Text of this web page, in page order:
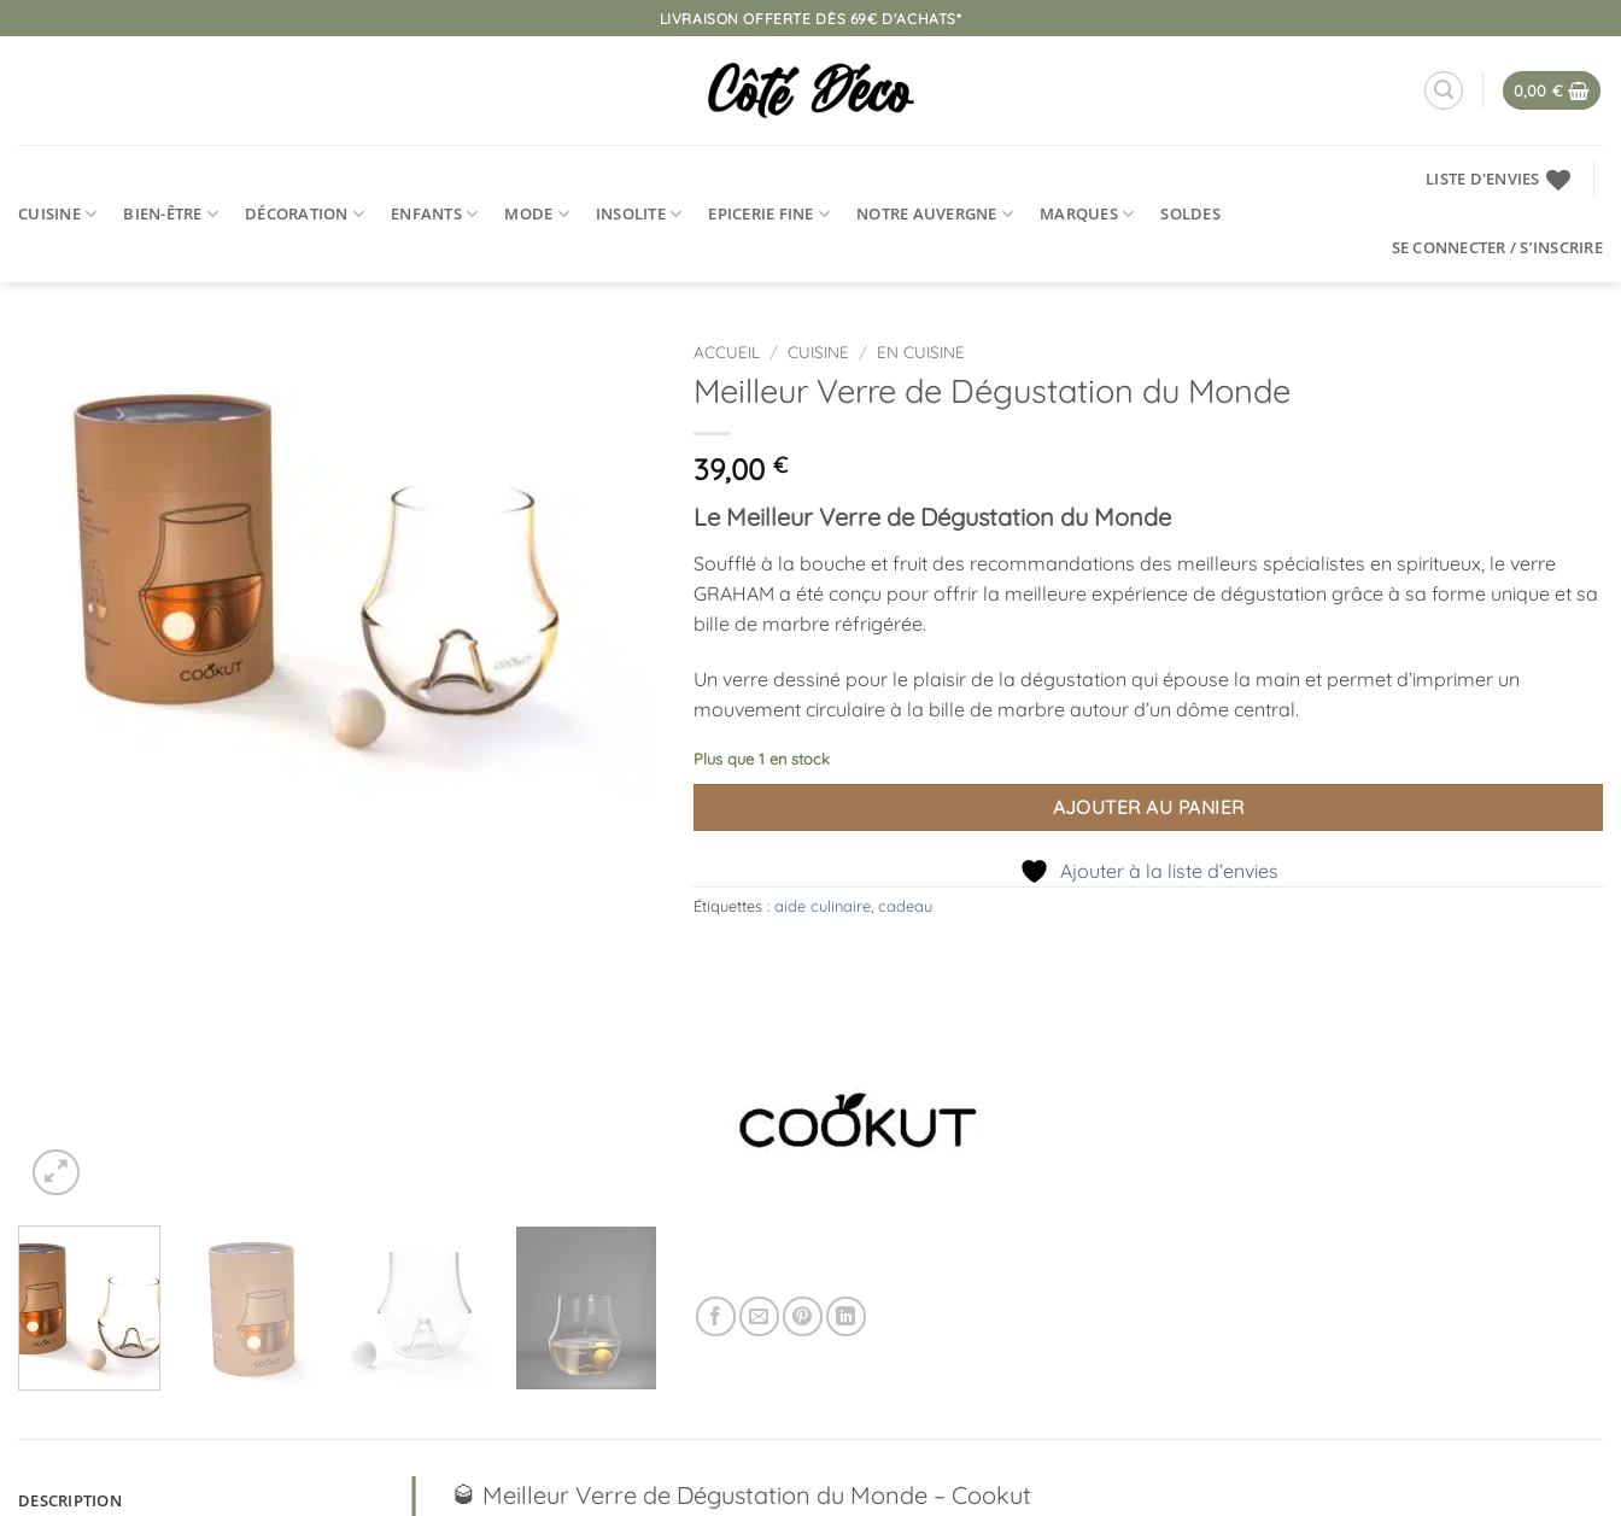
au
LIVRAISON OFFERTE DÈS 69€ D'ACHATS*
0,00 €
CUISINE BIEN-ÊTRE DÉCORATION ENFANTS MODE INSOLITE EPICERIE FINE NOTRE AUVERGNE MARQUES SOLDES
LISTE D'ENVIES
SE CONNECTER / S’INSCRIRE
ACCUEIL / CUISINE / EN CUISINE
Meilleur Verre de Dégustation du Monde
39,00 €
Le Meilleur Verre de Dégustation du Monde
Soufflé à la bouche et fruit des recommandations des meilleurs spécialistes en spiritueux, le verre
GRAHAM a été conçu pour offrir la meilleure expérience de dégustation grâce à sa forme unique et sa
bille de marbre réfrigérée.
Un verre dessiné pour le plaisir de la dégustation qui épouse la main et permet d’imprimer un
mouvement circulaire à la bille de marbre autour d’un dôme central.
Plus que 1 en stock
AJOUTER AU PANIER
Ajouter à la liste d’envies
Étiquettes : aide culinaire cadeau
DESCRIPTION 🥃 Meilleur Verre de Dégustation du Monde – Cookut